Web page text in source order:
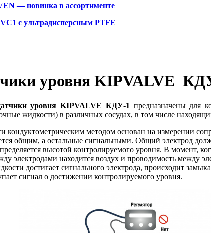
— новинка в ассортименте
с ультрадисперсным PTFE
уровня KIPVALVE
уровня KIPVALVE КДУ-1 предназначены для
жидкости) в различных сосудах, в том числе
кондуктометрическим методом основан на измерении
общим, а остальные сигнальными. Общий электрод
высотой контролируемого уровня. В момент,
электродами находится воздух и проводимость между
достигает сигнального электрода, происходит
сигнал о достижении контролируемого уровня.